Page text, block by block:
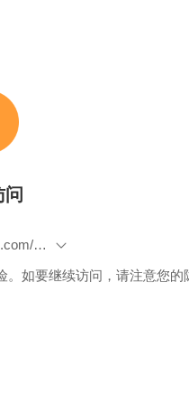
http://nikeid.nike.com/nikeid/index.jsp?promoID=sina_weibo#launchBuilder,sportculture.24095.0,_616631313130395f6a616e2e2e312e35,3889483,319918714
如要继续访问，请注意您的